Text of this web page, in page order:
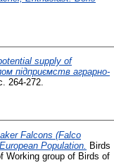
supply of
підприємств аграрно-
264-272.
Falcons (Falco
Population. Birds
Working group of Birds of